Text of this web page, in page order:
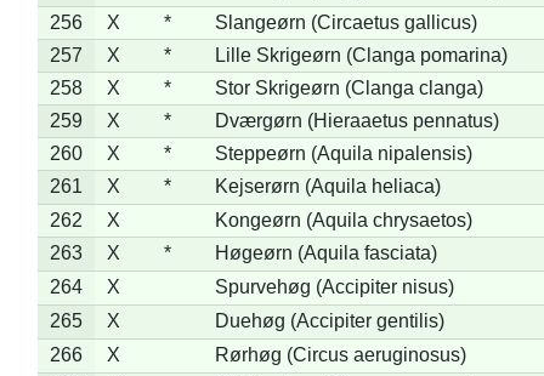
256
X *
Slangeørn (Circaetus gallicus)
257
X *
Lille Skrigeørn (Clanga pomarina)
258
X *
Stor Skrigeørn (Clanga clanga)
259
X *
Dværgørn (Hieraaetus pennatus)
260
X *
Steppeørn (Aquila nipalensis)
261
X *
Kejserørn (Aquila heliaca)
262
X
Kongeørn (Aquila chrysaetos)
263
X *
Høgeørn (Aquila fasciata)
264
X
Spurvehøg (Accipiter nisus)
265
X
Duehøg (Accipiter gentilis)
266
X
Rørhøg (Circus aeruginosus)